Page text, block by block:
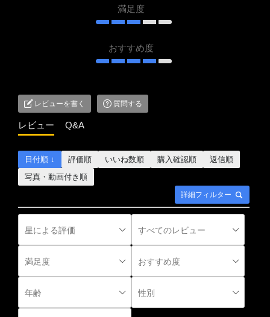
満足度
おすすめ度
レビューを書く 質問する
レビュー Q&A
詳細フィルター
日付順 ↓ 評価順 いいね数順 購入確認順
返信順
写真・動画付き順